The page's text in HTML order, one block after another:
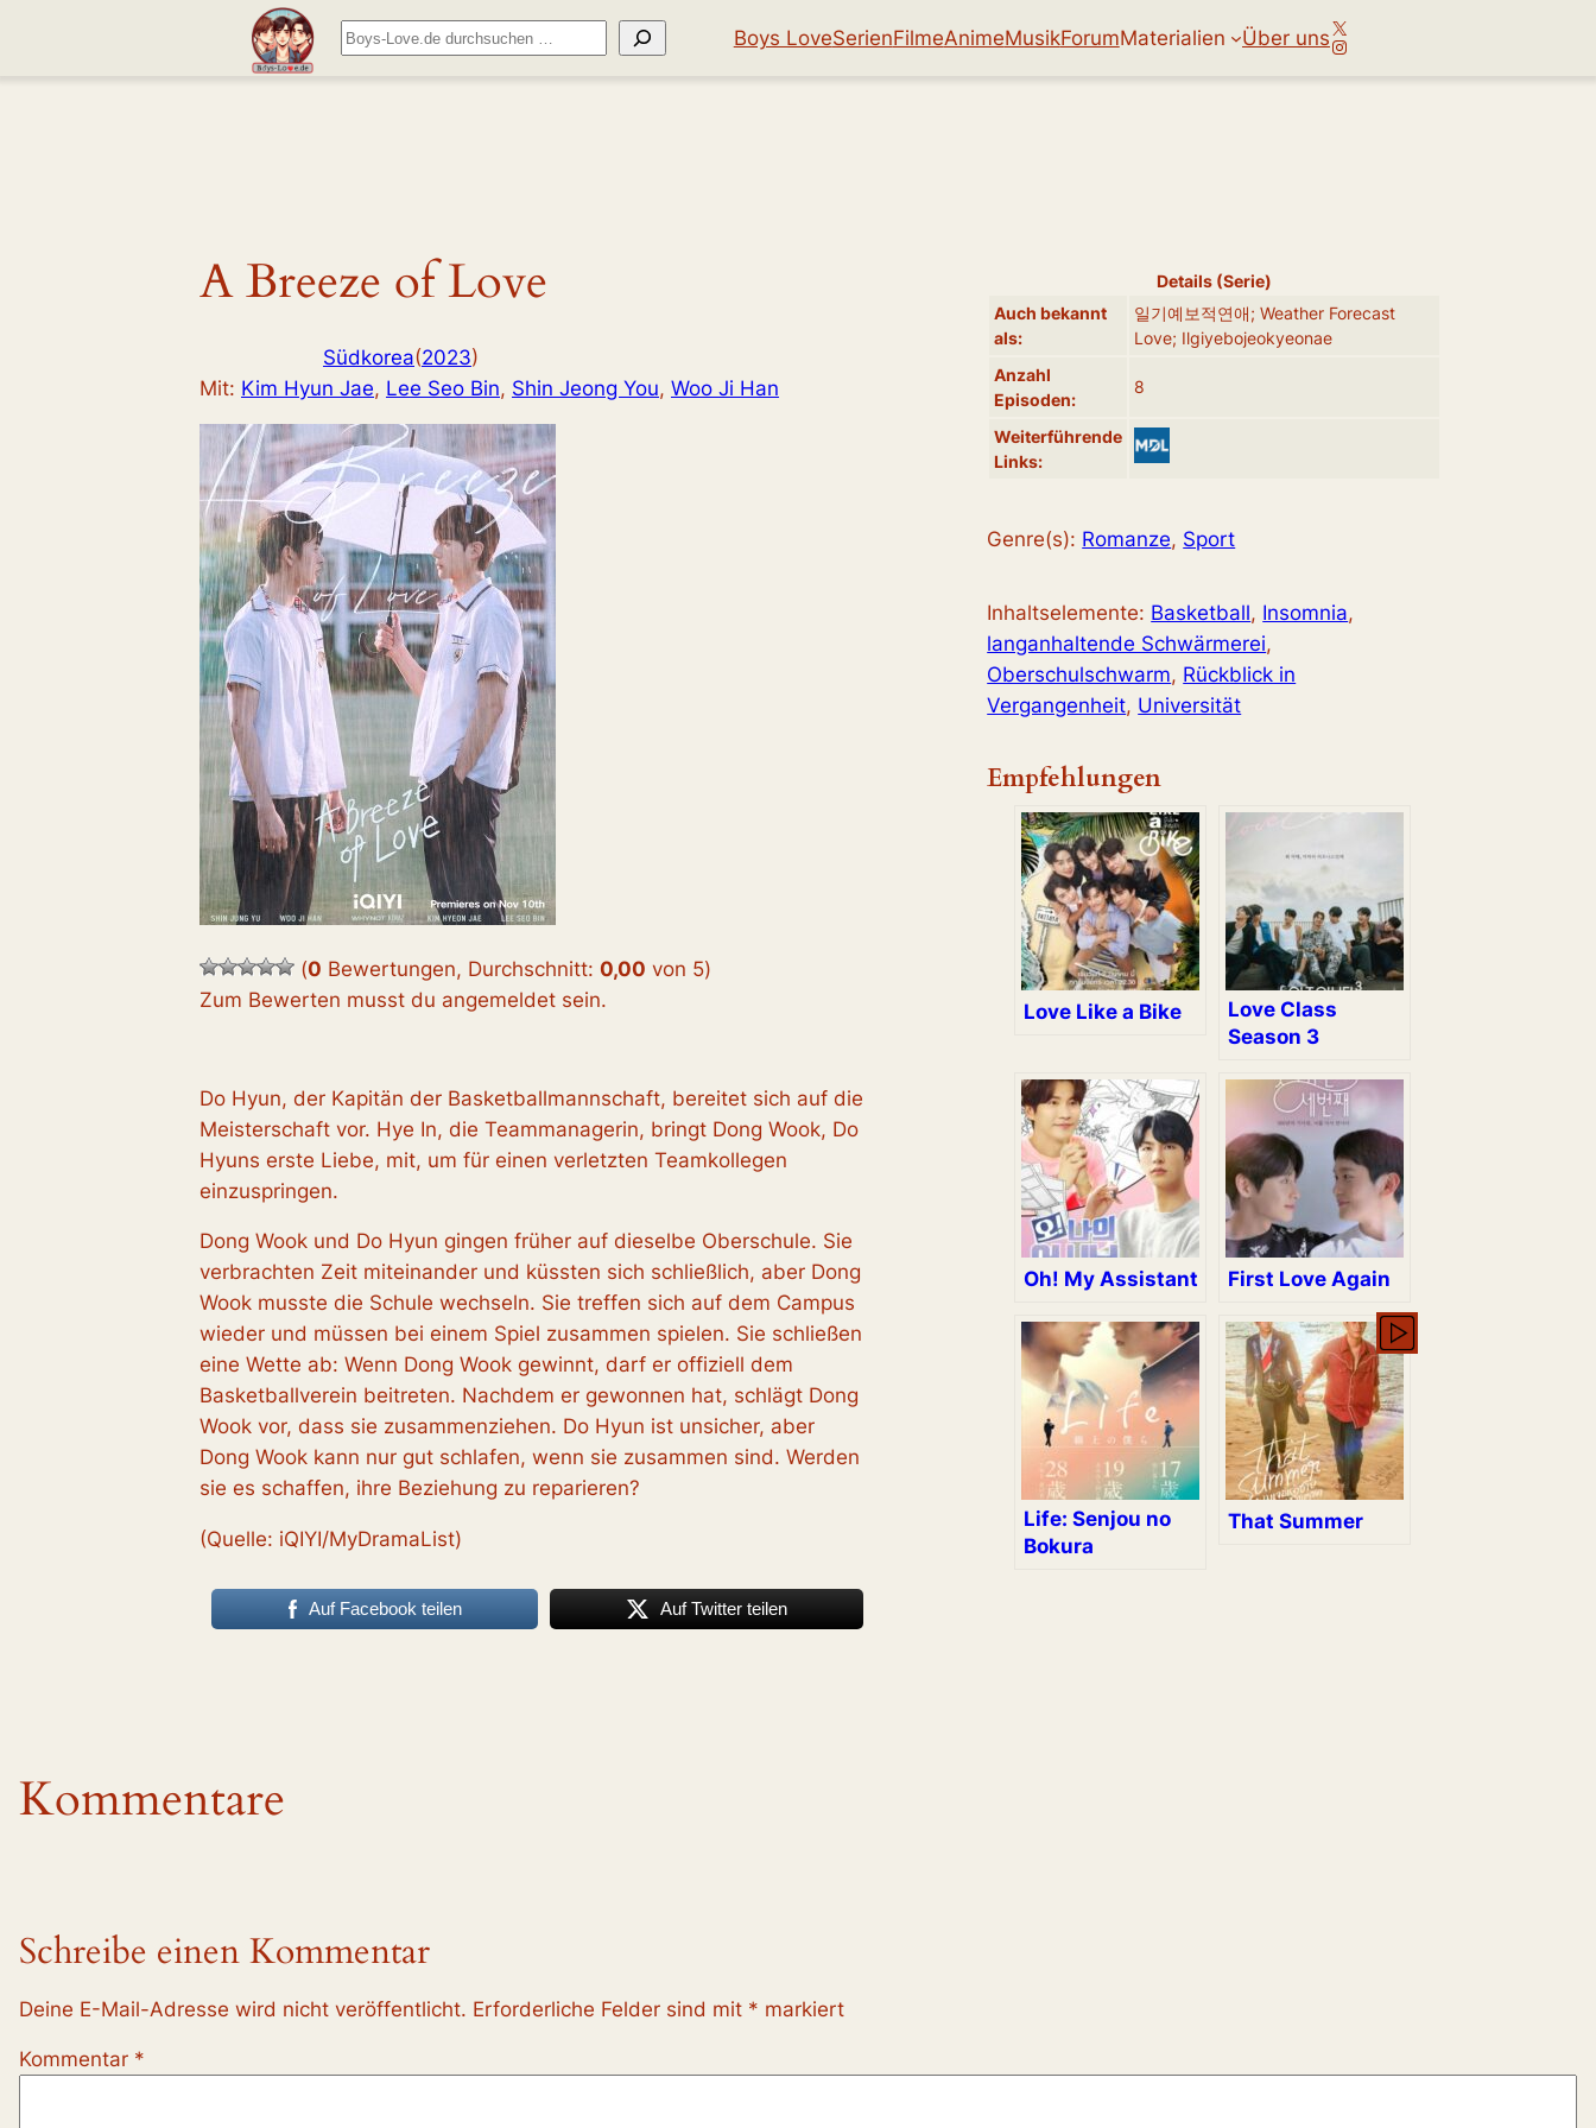
Suchen Boys LoveSerienFilmeAnimeMusikForumMaterialien Über unsX
Instagram
A Breeze of Love
Südkorea(2023)
Mit: Kim Hyun Jae, Lee Seo Bin, Shin Jeong You, Woo Ji Han
(0 Bewertungen, Durchschnitt: 0,00 von 5)
Zum Bewerten musst du angemeldet sein.
Do Hyun, der Kapitän der Basketballmannschaft, bereitet sich auf die
Meisterschaft vor. Hye In, die Teammanagerin, bringt Dong Wook, Do
Hyuns erste Liebe, mit, um für einen verletzten Teamkollegen
einzuspringen.
Dong Wook und Do Hyun gingen früher auf dieselbe Oberschule. Sie
verbrachten Zeit miteinander und küssten sich schließlich, aber Dong
Wook musste die Schule wechseln. Sie treffen sich auf dem Campus
wieder und müssen bei einem Spiel zusammen spielen. Sie schließen
eine Wette ab: Wenn Dong Wook gewinnt, darf er offiziell dem
Basketballverein beitreten. Nachdem er gewonnen hat, schlägt Dong
Wook vor, dass sie zusammenziehen. Do Hyun ist unsicher, aber
Dong Wook kann nur gut schlafen, wenn sie zusammen sind. Werden
sie es schaffen, ihre Beziehung zu reparieren?
(Quelle: iQIYI/MyDramaList)
Auf Facebook teilen Auf Twitter teilen
Details (Serie)
Auch bekannt
als:
일기예보적연애; Weather Forecast
Love; Ilgiyebojeokyeonae
Anzahl
Episoden:
8
Weiterführende
Links:
Genre(s): Romanze, Sport
Inhaltselemente: Basketball, Insomnia
langanhaltende Schwärmerei
Oberschulschwarm, Rückblick in
Vergangenheit, Universität
Empfehlungen
Love Like a Bike
Love Class
Season 3
Oh! My Assistant First Love Again
Life: Senjou no
Bokura
That Summer
Kommentare
Schreibe einen Kommentar
Deine E-Mail-Adresse wird nicht veröffentlicht. Erforderliche Felder sind mit * markiert
Kommentar *